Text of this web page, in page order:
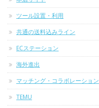
ツール設置・利用
共通の送料込みライン
ECステーション
海外進出
マッチング・コラボレーション
TEMU